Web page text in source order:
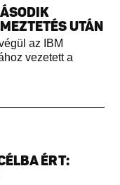
UTÁN
az IBM
vezetett a
ÉRT: